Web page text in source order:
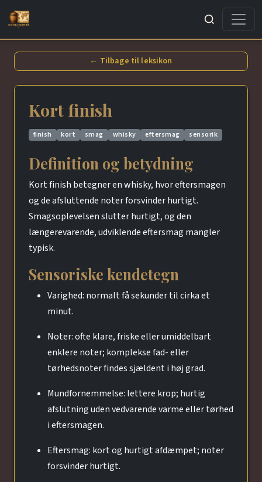
Søg
← Tilbage til leksikon
Kort finish
finish kort smag whisky eftersmag sensorik
Definition og betydning
Kort finish betegner en whisky, hvor eftersmagen
og de afsluttende noter forsvinder hurtigt.
Smagsoplevelsen slutter hurtigt, og den
længerevarende, udviklende eftersmag mangler
typisk.
Sensoriske kendetegn
Varighed: normalt få sekunder til cirka et
minut.
Noter: ofte klare, friske eller umiddelbart
enklere noter; komplekse fad- eller
tørhedsnoter findes sjældent i høj grad.
Mundfornemmelse: lettere krop; hurtig
afslutning uden vedvarende varme eller tørhed
i eftersmagen.
Eftersmag: kort og hurtigt afdæmpet; noter
forsvinder hurtigt.